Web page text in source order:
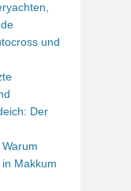
und
Der
Makkum